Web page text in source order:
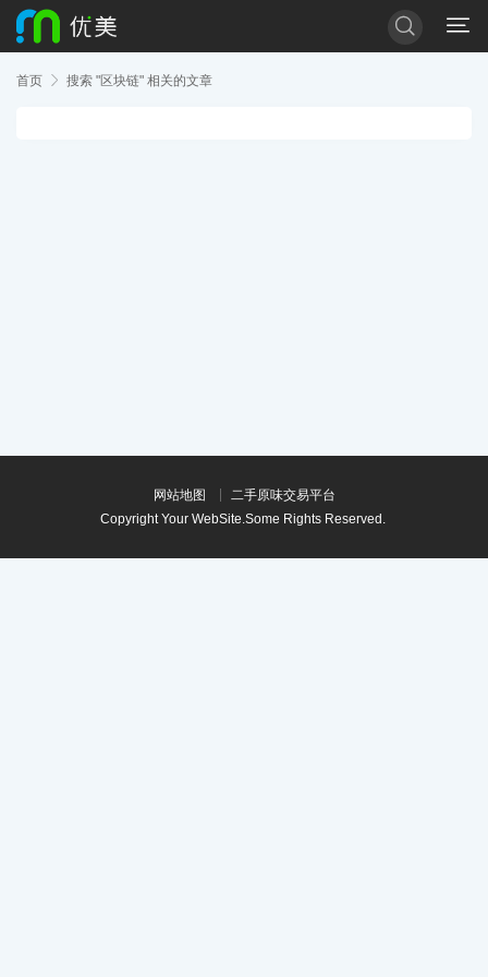


首页  搜索 "区块链" 相关的文章
网站地图
二手原味交易平台
Copyright Your WebSite.Some Rights Reserved.